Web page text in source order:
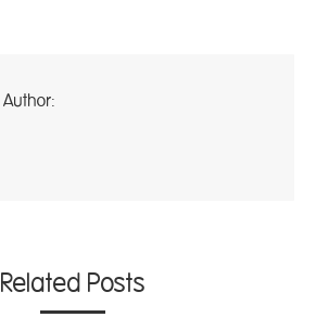
Author:
Related Posts